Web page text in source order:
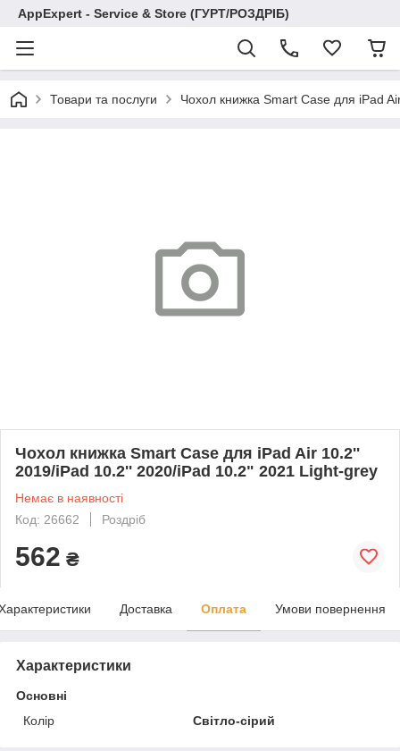
AppExpert - Service & Store (ГУРТ/РОЗДРІБ)
Товари та послуги Чохол книжка Smart Case для iPad
Чохол книжка Smart Case для iPad Air 10.2''
2019/iPad 10.2'' 2020/iPad 10.2" 2021 Light-grey
Немає в наявності
Код: 26662
Роздріб
562 ₴
Доставка Оплата Умови повернення
Характеристики
Основні
Колір
Світло-сірий